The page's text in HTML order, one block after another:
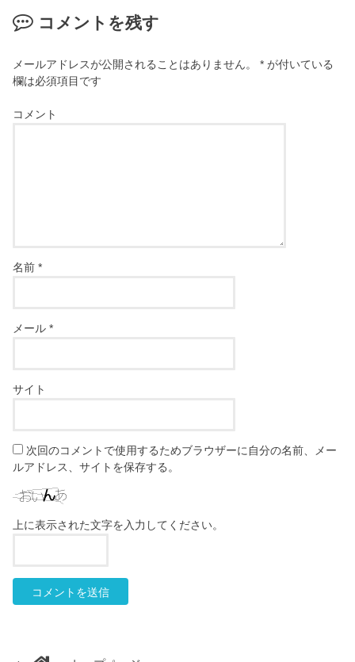
コメントを残す
メールアドレスが公開されることはありません。 * が付いている
欄は必須項目です
コメント
名前*
メール*
サイト
次回のコメントで使用するためブラウザーに自分の名前、メー
ルアドレス、サイトを保存する。
上に表示された文字を入力してください。